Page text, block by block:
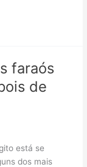
faraós
de
está se
dos mais